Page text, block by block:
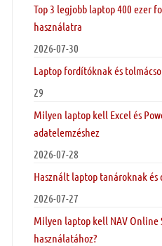
Top 3 legjobb laptop 400 ezer
használatra
2026-07-30
Laptop fordítóknak és
29
Milyen laptop kell Excel és
adatelemzéshez
2026-07-28
Használt laptop tanároknak
2026-07-27
Milyen laptop kell NAV Online
használatához?